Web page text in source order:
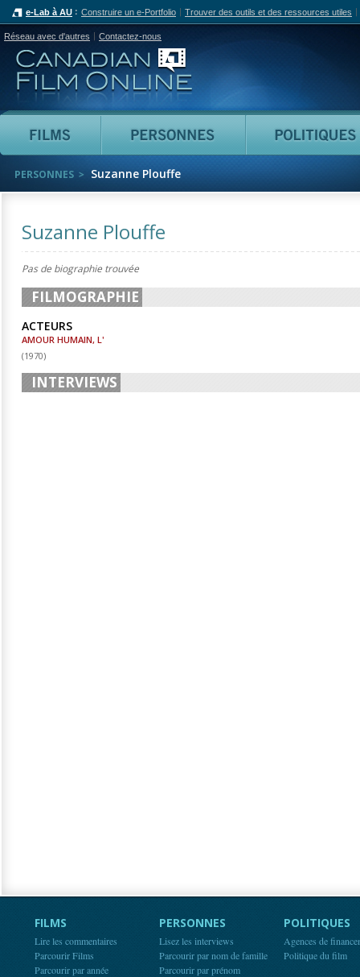
e-Lab à AU Construire un e-Portfolio Trouver des outils et des ressources utiles
Réseau avec d'autres Contactez-nous
Canadian Film Online
Films Personnes
PERSONNES Suzanne Plouffe
Suzanne Plouffe
Pas de biographie trouvée
FILMOGRAPHIE
ACTEURS
AMOUR HUMAIN, L'
(1970)
INTERVIEWS
FILMS
Lire les commentaires
Parcourir Films
Parcourir par année
PERSONNES
Lisez les interviews
Parcourir par nom de famille
Parcourir par prénom
POLITIQUES
Agences de
Politique du film